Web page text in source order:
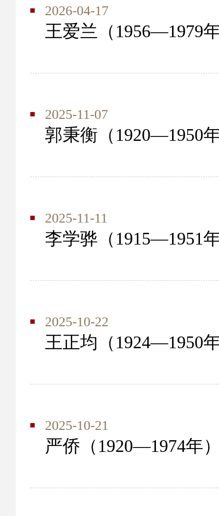
2026-04-17
王爱兰（1956—1979
2025-11-07
郭秉衡（1920—1950
2025-11-11
李学骅（1915—1951
2025-10-22
王正均（1924—1950
2025-10-21
严侨（1920—1974年